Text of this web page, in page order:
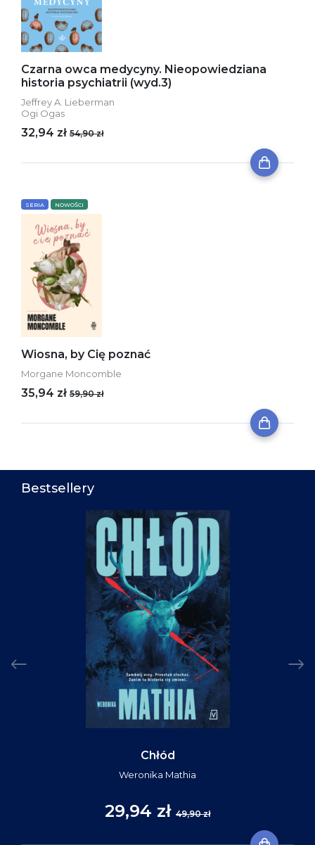
Czarna owca medycyny. Nieopowiedziana
historia psychiatrii (wyd.3)
Jeffrey A. Lieberman
Ogi Ogas
32,94 zł 54,90 zł
SERIA NOWOŚCI
Wiosna, by Cię poznać
Morgane Moncomble
35,94 zł 59,90 zł
Bestsellery
Chłód
Weronika Mathia
29,94 zł 49,90 zł